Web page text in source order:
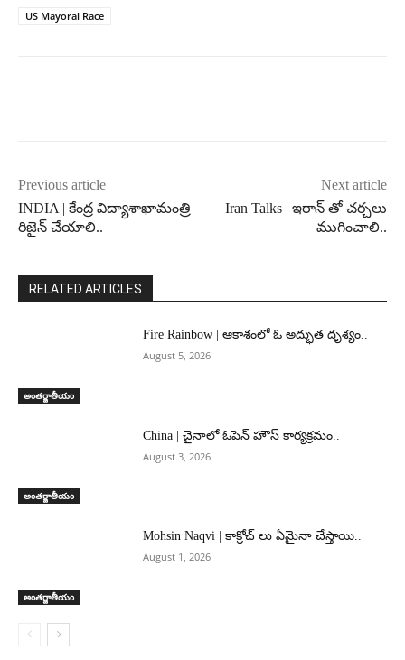
US Mayoral Race
Previous article
INDIA | కేంద్ర విద్యాశాఖామంత్రి
రిజైన్ చేయాలి..
Next article
Iran Talks | ఇరాన్ తో చర్చలు
ముగించాలి..
RELATED ARTICLES
అంతర్జాతీయం
Fire Rainbow | ఆకాశంలో ఓ అద్భుత దృశ్యం..
August 5, 2026
అంతర్జాతీయం
China | చైనాలో ఓపెన్ హౌస్ కార్యక్రమం..
August 3, 2026
అంతర్జాతీయం
Mohsin Naqvi | కాక్రోచ్ లు ఏమైనా చేస్తాయి..
August 1, 2026